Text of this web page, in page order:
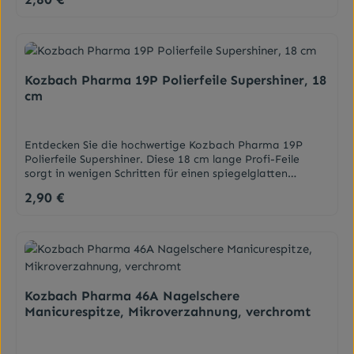
und biegsam, besteht aus einem Kartonkern und weist
Nägeln mit Pilzbefall eignet? Von Nagelpilz befallene
Nägel sollten möglichst regelmäßig gekürzt werden.
Dabei ist es ratsam die Zehen und Finger trocken zu
halten, da sich Pilzsporen im feuchtem Klima schneller
vermehren. DarreichungsformFeilen
Kozbach Pharma 19P Polierfeile Supershiner, 18
cm
Entdecken Sie die hochwertige Kozbach Pharma 19P
Polierfeile Supershiner. Diese 18 cm lange Profi-Feile
sorgt in wenigen Schritten für einen spiegelglatten
Finish bei Maniküre und Pediküre.DarreichungsformFeile
Regulärer Preis:
2,90 €
Kozbach Pharma 46A Nagelschere
Manicurespitze, Mikroverzahnung, verchromt